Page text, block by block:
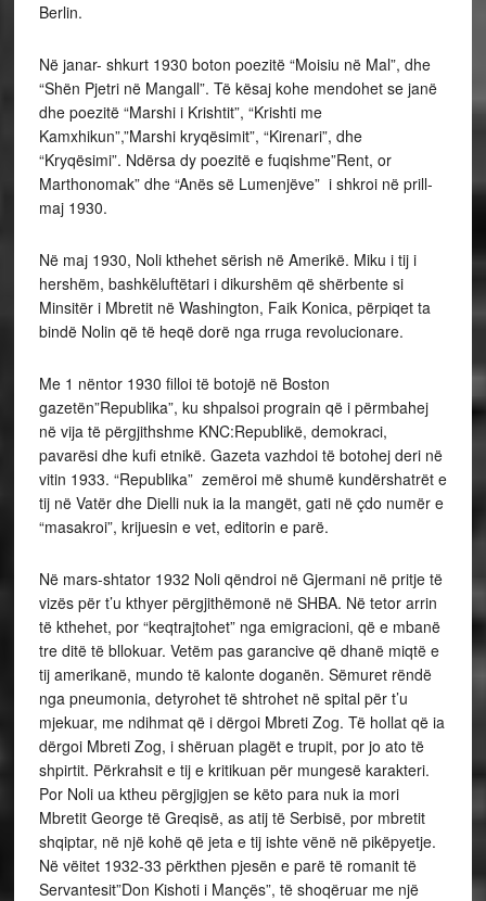
Berlin.
Në janar- shkurt 1930 boton poezitë “Moisiu në Mal”, dhe
“Shën Pjetri në Mangall”. Të kësaj kohe mendohet se janë
dhe poezitë “Marshi i Krishtit”, “Krishti me
Kamxhikun”,”Marshi kryqësimit”, “Kirenari”, dhe
“Kryqësimi”. Ndërsa dy poezitë e fuqishme”Rent, or
Marthonomak” dhe “Anës së Lumenjëve” i shkroi në prill-
maj 1930.
Në maj 1930, Noli kthehet sërish në Amerikë. Miku i tij i
hershëm, bashkëluftëtari i dikurshëm që shërbente si
Minsitër i Mbretit në Washington, Faik Konica, përpiqet ta
bindë Nolin që të heqë dorë nga rruga revolucionare.
Me 1 nëntor 1930 filloi të botojë në Boston
gazetën”Republika”, ku shpalsoi prograin që i përmbahej
në vija të përgjithshme KNC:Republikë, demokraci,
pavarësi dhe kufi etnikë. Gazeta vazhdoi të botohej deri në
vitin 1933. “Republika” zemëroi më shumë kundërshatrët e
tij në Vatër dhe Dielli nuk ia la mangët, gati në çdo numër e
“masakroi”, krijuesin e vet, editorin e parë.
Në mars-shtator 1932 Noli qëndroi në Gjermani në pritje të
vizës për t’u kthyer përgjithëmonë në SHBA. Në tetor arrin
të kthehet, por “keqtrajtohet” nga emigracioni, që e mbanë
tre ditë të bllokuar. Vetëm pas garancive që dhanë miqtë e
tij amerikanë, mundo të kalonte doganën. Sëmuret rëndë
nga pneumonia, detyrohet të shtrohet në spital për t’u
mjekuar, me ndihmat që i dërgoi Mbreti Zog. Të hollat që ia
dërgoi Mbreti Zog, i shëruan plagët e trupit, por jo ato të
shpirtit. Përkrahsit e tij e kritikuan për mungesë karakteri.
Por Noli ua ktheu përgjigjen se këto para nuk ia mori
Mbretit George të Greqisë, as atij të Serbisë, por mbretit
shqiptar, në një kohë që jeta e tij ishte vënë në pikëpyetje.
Në vëitet 1932-33 përkthen pjesën e parë të romanit të
Servantesit”Don Kishoti i Mançës”, të shoqëruar me një